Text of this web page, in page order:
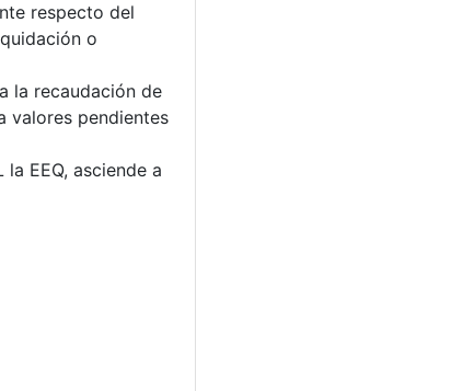
respecto del
o
la recaudación de
valores pendientes
EEQ, asciende a